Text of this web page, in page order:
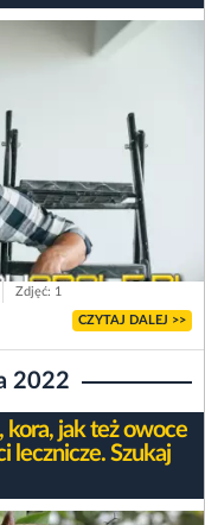
Zdjęć: 1
CZYTAJ DALEJ >>
2022
kora, jak też owoce
lecznicze. Szukaj